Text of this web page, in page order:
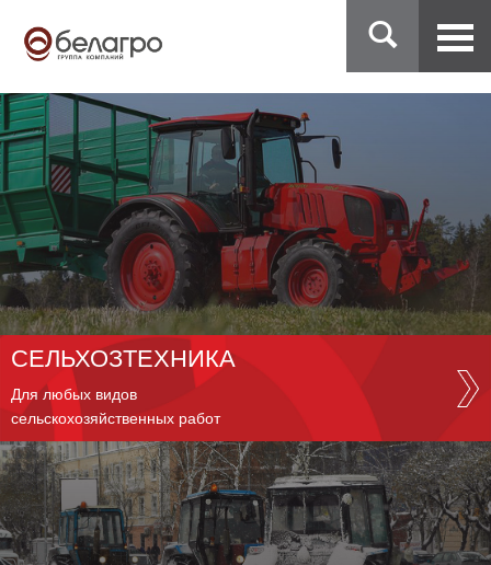
СЕЛЬХОЗТЕХНИКА
Для любых видов
сельскохозяйственных работ